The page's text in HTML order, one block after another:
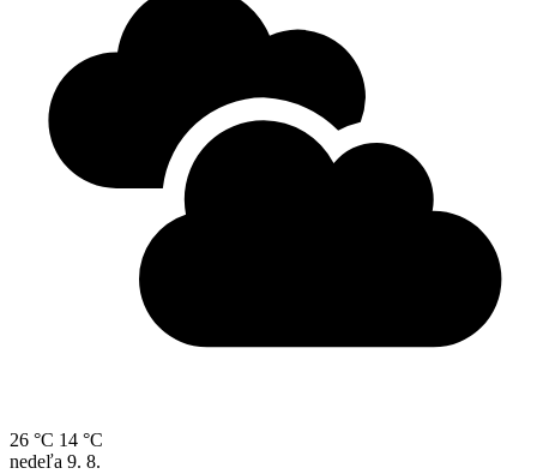
26 °C 14 °C
nedeľa 9. 8.